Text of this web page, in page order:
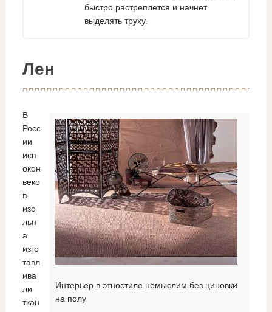
быстро растреплется и начнет
выделять труху.
Лен
Интерьер в этностиле немыслим без циновки
на полу
В
Росс
ии
исп
окон
веко
в
изо
льн
а
изго
тавл
ива
ли
ткан